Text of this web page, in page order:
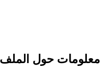
معلومات حول الملف